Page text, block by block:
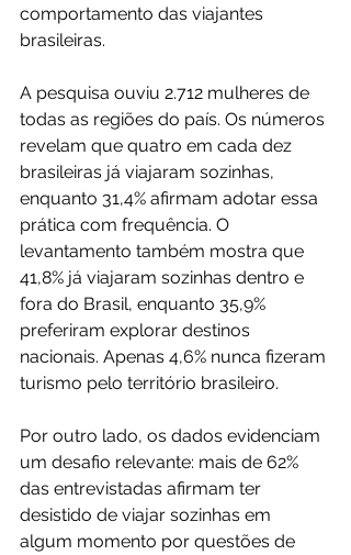
comportamento das viajantes
brasileiras.
A pesquisa ouviu 2.712 mulheres de
todas as regiões do país. Os números
revelam que quatro em cada dez
brasileiras já viajaram sozinhas,
enquanto 31,4% afirmam adotar essa
prática com frequência. O
levantamento também mostra que
41,8% já viajaram sozinhas dentro e
fora do Brasil, enquanto 35,9%
preferiram explorar destinos
nacionais. Apenas 4,6% nunca fizeram
turismo pelo território brasileiro.
Por outro lado, os dados evidenciam
um desafio relevante: mais de 62%
das entrevistadas afirmam ter
desistido de viajar sozinhas em
algum momento por questões de